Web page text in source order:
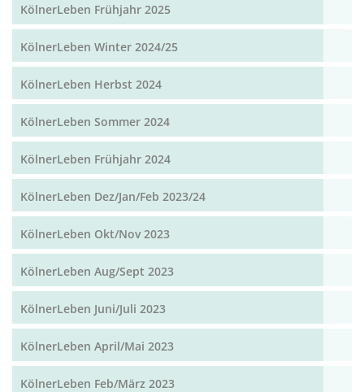
KölnerLeben Frühjahr 2025
KölnerLeben Winter 2024/25
KölnerLeben Herbst 2024
KölnerLeben Sommer 2024
KölnerLeben Frühjahr 2024
KölnerLeben Dez/Jan/Feb 2023/24
KölnerLeben Okt/Nov 2023
KölnerLeben Aug/Sept 2023
KölnerLeben Juni/Juli 2023
KölnerLeben April/Mai 2023
KölnerLeben Feb/März 2023